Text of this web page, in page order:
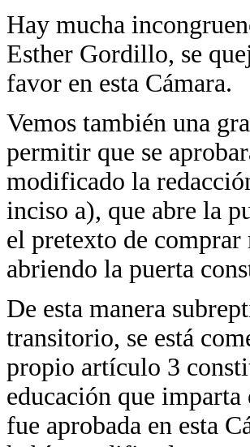
Hay mucha
Esther Gordillo, se
favor en esta Cámara.
Vemos también una
permitir que se
modificado la
inciso a), que abre la
el pretexto de
abriendo la puerta
De esta manera
transitorio, se está
propio artículo 3
educación que
fue aprobada en esta